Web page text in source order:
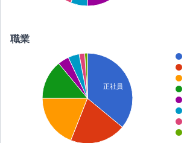
職業
正社員